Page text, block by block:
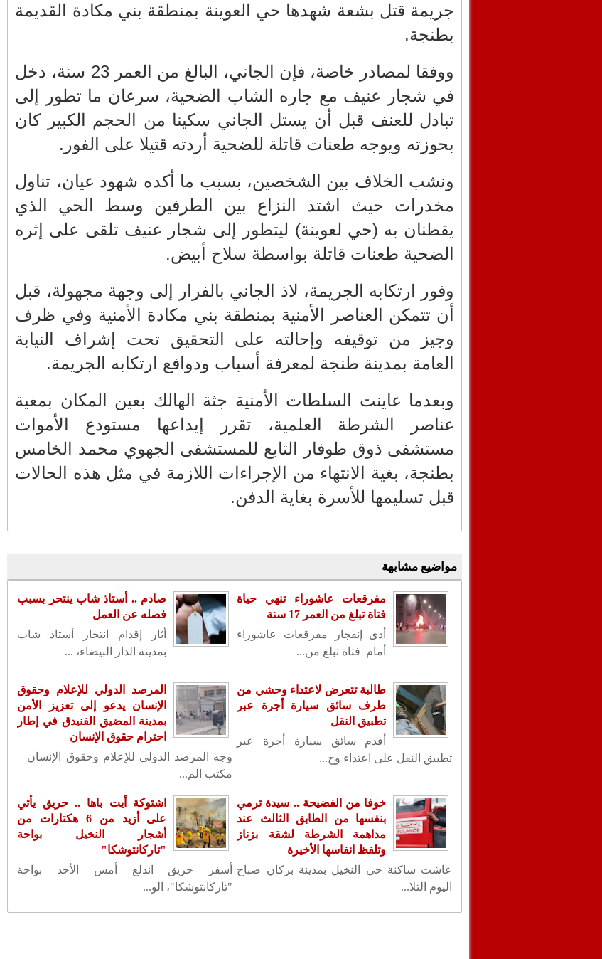
جريمة قتل بشعة شهدها حي العوينة بمنطقة بني مكادة القديمة
بطنجة.
ووفقا لمصادر خاصة، فإن الجاني، البالغ من العمر 23 سنة، دخل
في شجار عنيف مع جاره الشاب الضحية، سرعان ما تطور إلى
تبادل للعنف قبل أن يستل الجاني سكينا من الحجم الكبير كان
بحوزته ويوجه طعنات قاتلة للضحية أردته قتيلا على الفور.
ونشب الخلاف بين الشخصين، بسبب ما أكده شهود عيان، تناول
مخدرات حيث اشتد النزاع بين الطرفين وسط الحي الذي
يقطنان به (حي لعوينة) ليتطور إلى شجار عنيف تلقى على إثره
الضحية طعنات قاتلة بواسطة سلاح أبيض.
وفور ارتكابه الجريمة، لاذ الجاني بالفرار إلى وجهة مجهولة، قبل
أن تتمكن العناصر الأمنية بمنطقة بني مكادة الأمنية وفي ظرف
وجيز من توقيفه وإحالته على التحقيق تحت إشراف النيابة
العامة بمدينة طنجة لمعرفة أسباب ودوافع ارتكابه الجريمة.
وبعدما عاينت السلطات الأمنية جثة الهالك بعين المكان بمعية
عناصر الشرطة العلمية، تقرر إيداعها مستودع الأموات
مستشفى ذوق طوفار التابع للمستشفى الجهوي محمد الخامس
بطنجة، بغية الانتهاء من الإجراءات اللازمة في مثل هذه الحالات
قبل تسليمها للأسرة بغاية الدفن.
مواضيع مشابهة
مفرقعات عاشوراء تنهي حياة
فتاة تبلغ من العمر 17 سنة
أدى إنفجار مفرقعات عاشوراء
أمام فتاة تبلغ من...
صادم .. أستاذ شاب ينتحر بسبب
فصله عن العمل
أثار إقدام انتحار أستاذ شاب
بمدينة الدار البيضاء، ...
طالبة تتعرض لاعتداء وحشي من
طرف سائق سيارة أجرة عبر
تطبيق النقل
أقدم سائق سيارة أجرة عبر
تطبيق النقل على اعتداء وح...
المرصد الدولي للإعلام وحقوق
الإنسان يدعو إلى تعزيز الأمن
بمدينة المضيق الفنيدق في إطار
احترام حقوق الإنسان
وجه المرصد الدولي للإعلام وحقوق الإنسان –
مكتب الم...
خوفا من الفضيحة .. سيدة ترمي
بنفسها من الطابق الثالث عند
مداهمة الشرطة لشقة بزناز
وتلفظ انفاسها الأخيرة
عاشت ساكنة حي النخيل بمدينة بركان صباح
اليوم الثلا...
اشتوكة أيت باها .. حريق يأتي
على أزيد من 6 هكتارات من
أشجار النخيل بواحة
"تاركانتوشكا"
أسفر حريق اندلع أمس الأحد بواحة
"تاركانتوشكا"، الو...